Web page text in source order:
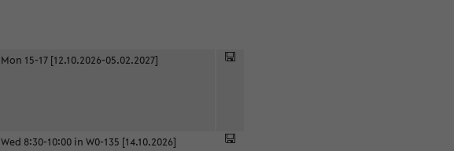
Mon 15-17 [12.10.2026-05.02.2027]
Wed 8:30-10:00 in W0-135 [14.10.2026]